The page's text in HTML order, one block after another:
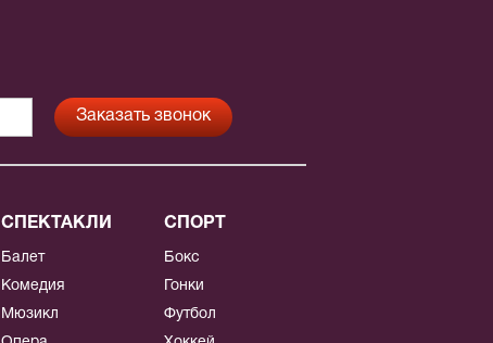
СПЕКТАКЛИ
Балет
Комедия
Мюзикл
СПОРТ
Бокс
Гонки
Футбол